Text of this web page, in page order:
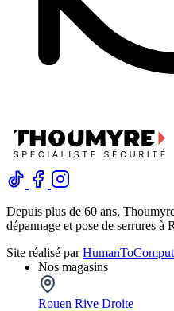
Depuis plus de 60 ans,
dépannage et pose de serrures à
Site réalisé par
Nos magasins
Rouen Rive Droite